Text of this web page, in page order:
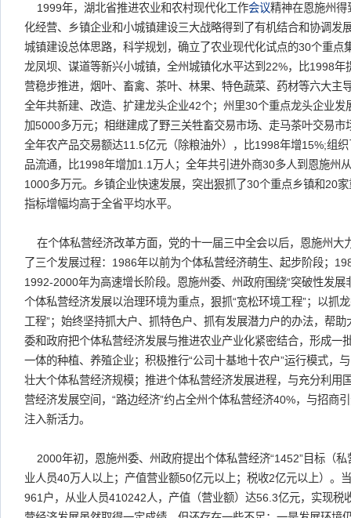
1999年，湖北省推进农业和农村现代化工作会议精神在恩施州得
化经营、乡镇企业和小城镇建设三大战略得到了有机结合和协调发
城镇建设总体思路，科学规划，确立了农业现代化试点的30个重点
龙凤坝、谋道等新兴小城镇，全州城镇化水平达到22%，比1998年
营稳步推进，烟叶、畜禽、茶叶、林果、特色蔬菜、药材等六大主
全年共新建、改造、扩建龙头企业42个；州里30个重点龙头企业发
加5000多万元；相继建成了野三关牲畜交易市场、走马茶叶交易市
全年农产品交易额达11.5亿元（除粮油外），比1998年增15%;组
品流通，比1998年增加1.1万人；全年共引进外商30多人到恩施州
1000多万元。乡镇企业快速发展，突出狠抓了30个重点乡镇和20
指标增幅均高于全省平均水平。
在个体私营经济改革方面，党的十一届三中全会以后，恩施州大
了三个发展过程：1986年以前为个体私营经济萌生、起步阶段；
1992-2000年为高速增长阶段。恩施州委、州政府围绕“突破性发展
个体私营经济发展以治理环境为重点，狠抓“宽松环境工程”；以抓
工程”；始终坚持抓大户、抓特色户、抓有发展潜力户的办法，帮
委和政府把个体私营经济发展与推进农业产业化紧密结合，形成一
一体的种植、养殖企业；积极推行“公司十基地十农户”运行模式，
壮大个体私营经济规模；推进个体私营经济发展进程，与充分利用
营经济发展空间，“路边经济”约占全州个体私营经济40%，与招商
注入新活力。
2000年初，恩施州委、州政府提出个体私营经济“1452”目标（
业人员40万人以上；产值营业额50亿元以上；税收2亿元以上）。
961户，从业人员410242人，产值（营业额）达56.3亿元，实现税